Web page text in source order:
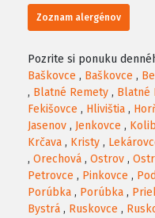
Zoznam alergénov
Pozrite si ponuku
Baškovce , Baškovce ,
, Blatné Remety , Blatné
Fekišovce , Hlivištia ,
Jasenov , Jenkovce ,
Krčava , Kristy ,
, Orechová , Ostrov ,
Petrovce , Pinkovce ,
Porúbka , Porúbka ,
Bystrá , Ruskovce ,